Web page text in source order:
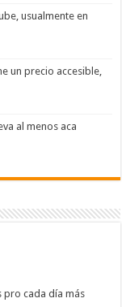
usualmente en
un precio accesible,
al menos aca
pro cada día más